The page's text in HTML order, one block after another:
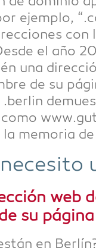
ejem­plo,
el año
una
de su
.ber­lin
memo­ria
web
su
en